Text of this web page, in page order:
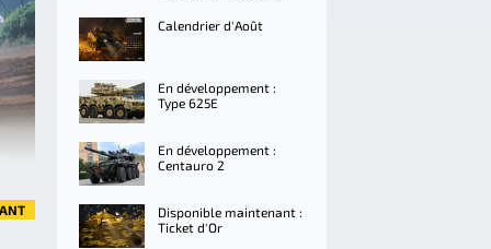
Calendrier d'Août
En développement :
Type 625E
En développement :
Centauro 2
Disponible maintenant :
Ticket d'Or